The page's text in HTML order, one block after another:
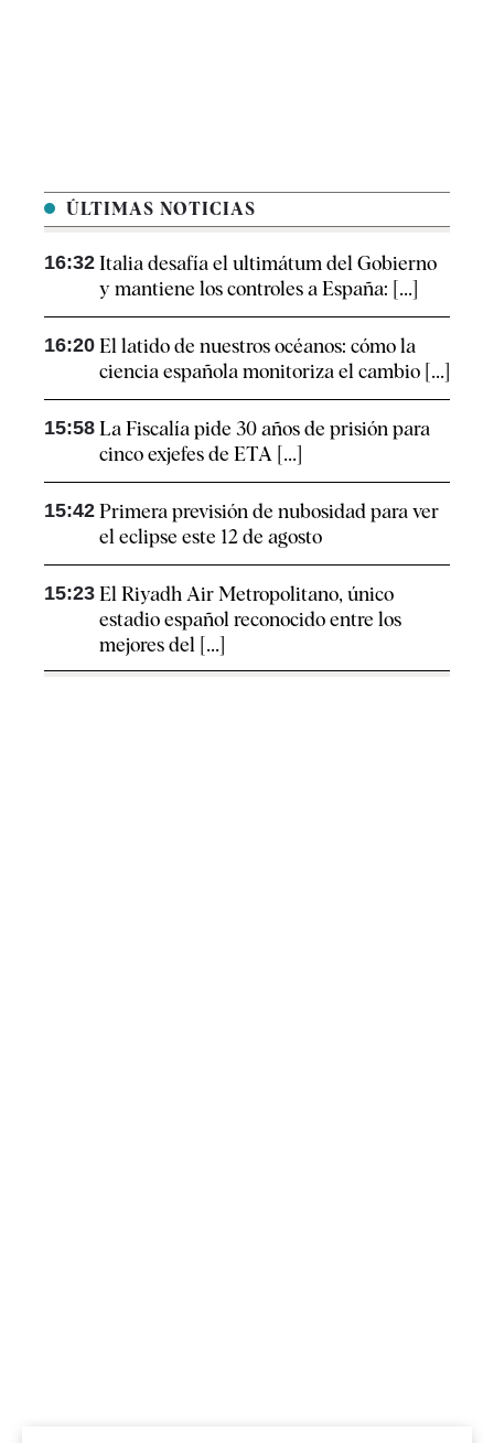
ÚLTIMAS NOTICIAS
16:32 Italia desafía el ultimátum del Gobierno
y mantiene los controles a España: [...]
16:20 El latido de nuestros océanos: cómo la
ciencia española monitoriza el cambio [...]
15:58 La Fiscalía pide 30 años de prisión para
cinco exjefes de ETA [...]
15:42 Primera previsión de nubosidad para ver
el eclipse este 12 de agosto
15:23 El Riyadh Air Metropolitano, único
estadio español reconocido entre los
mejores del [...]